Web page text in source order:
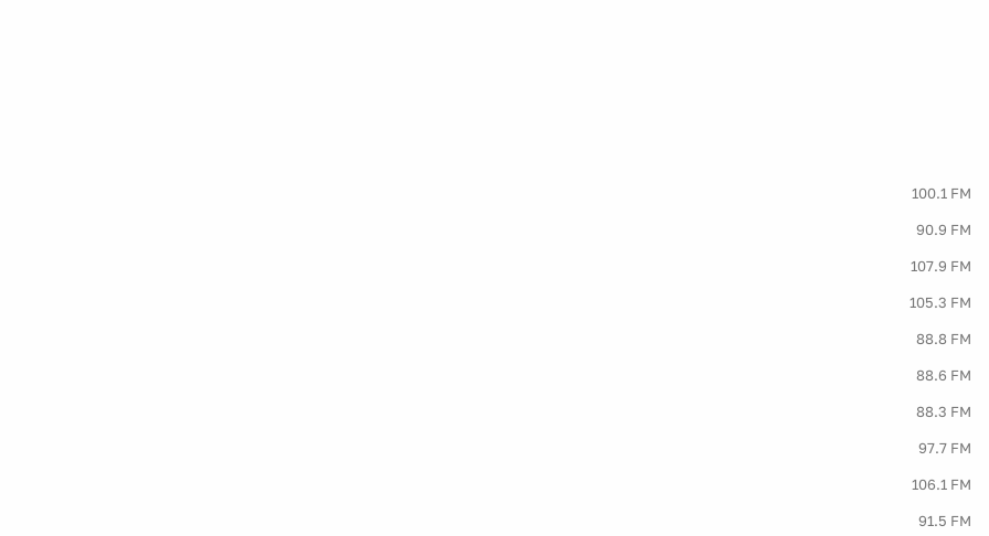
100.1 FM
90.9 FM
107.9 FM
105.3 FM
88.8 FM
88.6 FM
88.3 FM
97.7 FM
106.1 FM
91.5 FM